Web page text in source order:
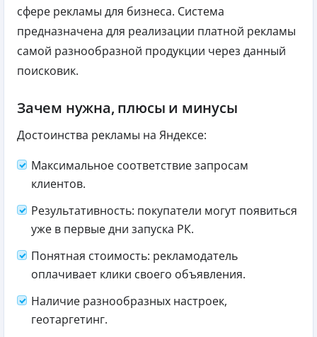
сфере рекламы для бизнеса. Система
предназначена для реализации платной рекламы
самой разнообразной продукции через данный
поисковик.
Зачем нужна, плюсы и минусы
Достоинства рекламы на Яндексе:
Максимальное соответствие запросам
клиентов.
Результативность: покупатели могут появиться
уже в первые дни запуска РК.
Понятная стоимость: рекламодатель
оплачивает клики своего объявления.
Наличие разнообразных настроек,
геотаргетинг.